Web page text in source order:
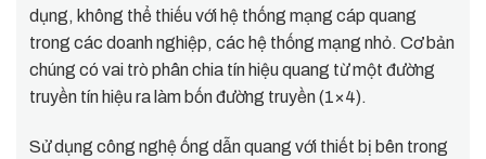
dụng, không thể thiếu với hệ thống mạng cáp quang
trong các doanh nghiệp, các hệ thống mạng nhỏ. Cơ bản
chúng có vai trò phân chia tín hiệu quang từ một đường
truyền tín hiệu ra làm bốn đường truyền (1×4).
Sử dụng công nghệ ống dẫn quang với thiết bị bên trong